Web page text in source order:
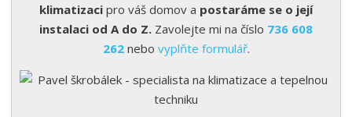
klimatizaci pro váš domov a postaráme se o její
instalaci od A do Z. Zavolejte mi na číslo 736 608
262nebo vyplňte formulář.